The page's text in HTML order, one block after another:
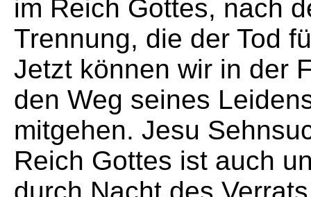
im Reich Gottes, nach
Trennung, die der Tod
Jetzt können wir in der
den Weg seines
mitgehen. Jesu
Reich Gottes ist auch